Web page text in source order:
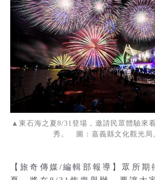
▲東石海之夏8/31登場，邀請民眾體驗來
秀。 圖：嘉義縣文化觀光局
【旅奇傳媒/編輯部報導】眾所期